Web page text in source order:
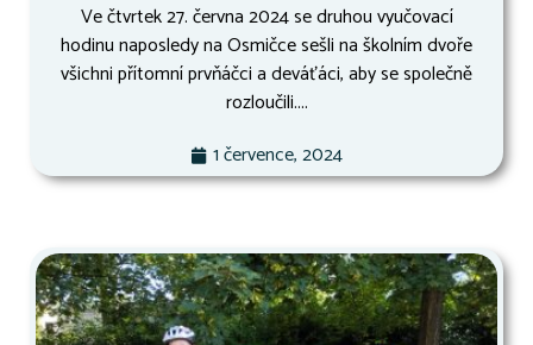
Ve čtvrtek 27. června 2024 se druhou vyučovací
hodinu naposledy na Osmičce sešli na školním dvoře
všichni přítomní prvňáčci a deváťáci, aby se společně
rozloučili....
1 července, 2024